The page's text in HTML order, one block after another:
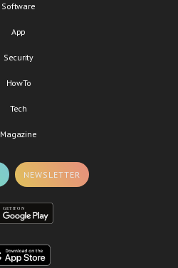
Software
App
Security
HowTo
Tech
Magazine
NEWSLETTER